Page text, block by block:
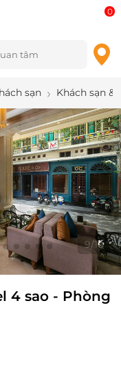
0
sạn Khách sạn &
10/16
4 sao - Phòng